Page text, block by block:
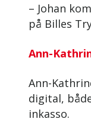
– Johan
på Billes
Ann-
Ann-
digital,
inkasso.